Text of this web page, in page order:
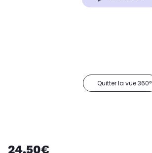
Quitter la vue 360°
24,50€